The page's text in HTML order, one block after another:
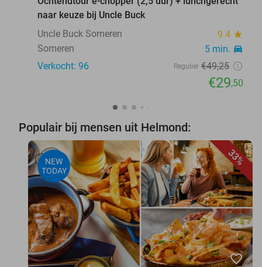
naar keuze bij Uncle Buck
Uncle Buck Someren
9.4 star
Someren 5 min. directions_car
Verkocht: 96 Regulier €49,25
€29,50
Populair bij mensen uit Helmond:
33%
NEW
TODAY
favorite_border